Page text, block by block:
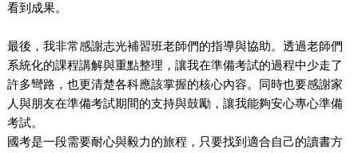
看到成果。
最後，我非常感謝志光補習班老師們的指導與協助。透過老師們
系統化的課程講解與重點整理，讓我在準備考試的過程中少走了
許多彎路，也更清楚各科應該掌握的核心內容。同時也要感謝家
人與朋友在準備考試期間的支持與鼓勵，讓我能夠安心專心準備
考試。
國考是一段需要耐心與毅力的旅程，只要找到適合自己的讀書方